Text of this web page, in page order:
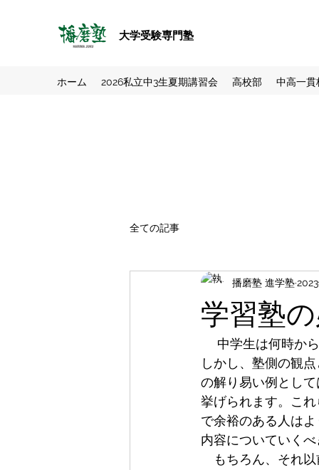
大学受験専門塾
ホーム 2026私立中3生夏期講習会 高校部 中高一貫
全ての記事
学習塾
播磨塾 進学塾
しかし、塾側の観
の解り易い例とし
挙げられます。こ
で余裕のある人は
内容についていく
もちろん、それ以